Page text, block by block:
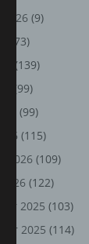
(9)
(73)
(139)
(99)
(99)
(115)
2026 (109)
2026 (122)
2025 (103)
2025 (114)